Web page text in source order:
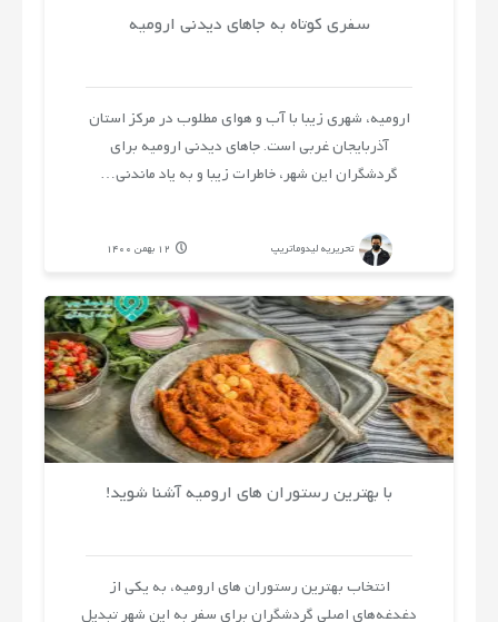
سفری کوتاه به جاهای دیدنی ارومیه
ارومیه، شهری زیبا با آب و هوای مطلوب در مرکز استان
آذربایجان غربی است. جاهای دیدنی ارومیه برای
گردشگران این شهر، خاطرات زیبا و به یاد ماندنی‌…
تحریریه لیدوماتریپ 12 بهمن 1400
با بهترین رستوران های ارومیه آشنا شوید!
انتخاب بهترین رستوران های ارومیه، به یکی از
دغدغه‌های اصلی گردشگران برای سفر به این شهر تبدیل